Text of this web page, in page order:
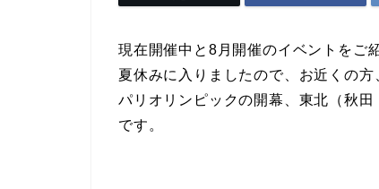
現在開催中と8月開催のイベントをご
夏休みに入りましたので、お近くの方
パリオリンピックの開幕、東北（秋
です。